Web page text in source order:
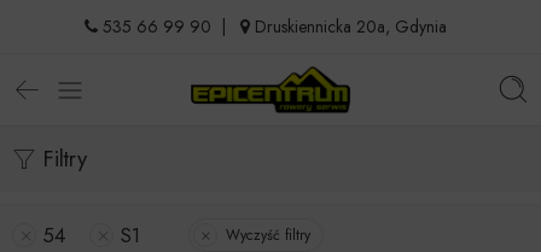
535 66 99 90 Druskiennicka 20a, Gdynia
Filtry
54 S1 Wyczyść filtry